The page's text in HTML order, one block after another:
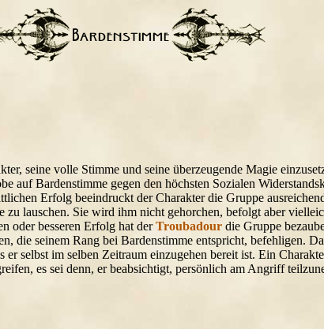
seine volle Stimme und seine überzeugende Magie
auf Bardenstimme gegen den höchsten Sozialen
Erfolg beeindruckt der Charakter die Gruppe
zu lauschen. Sie wird ihm nicht gehorchen, befolgt aber
oder besseren Erfolg hat derTroubadour die Gruppe
die seinem Rang bei Bardenstimme entspricht, befehligen.
selbst im selben Zeitraum einzugehen bereit ist. Ein
es sei denn, er beabsichtigt, persönlich am Angriff